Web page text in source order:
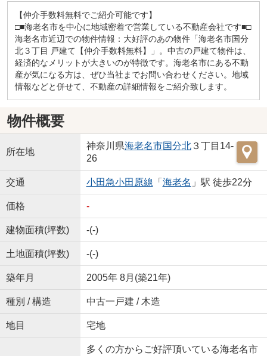
【仲介手数料無料でご紹介可能です】
□■海老名市を中心に地域密着で営業している不動産会社です■□
海老名市近辺での物件情報：大好評のあの物件「海老名市国分
北３丁目 戸建て【仲介手数料無料】」。中古の戸建て物件は、
経済的なメリットが大きいのが特徴です。海老名市にある不動
産が気になる方は、ぜひ当社までお問い合わせください。地域
情報などと併せて、不動産の詳細情報をご紹介致します。
物件概要
所在地
神奈川県海老名市国分北３丁目14-
26
交通 小田急小田原線 「 海老名 」駅 徒歩22分
価格 -
建物面積(坪数) -(-)
土地面積(坪数) -(-)
築年月 2005年 8月(築21年)
種別 / 構造 中古一戸建 / 木造
地目 宅地
多くの方からご好評頂いている海老名市